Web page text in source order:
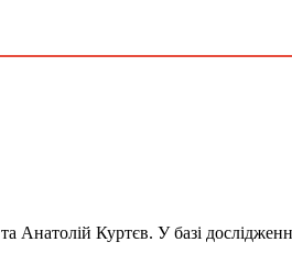
Куртєв. У базі